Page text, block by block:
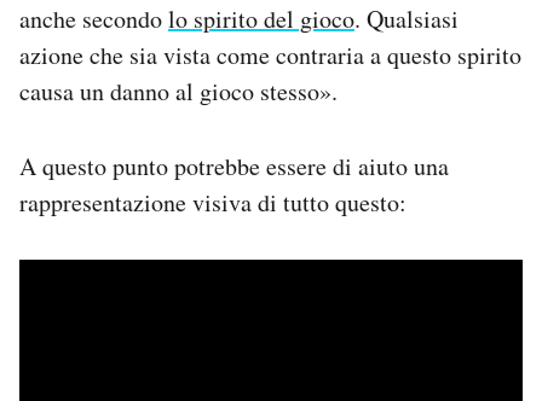
anche secondolo spirito del gioco. Qualsiasi
azione che sia vista come contraria a questo spirito
causa un danno al gioco stesso».
A questo punto potrebbe essere di aiuto una
rappresentazione visiva di tutto questo: